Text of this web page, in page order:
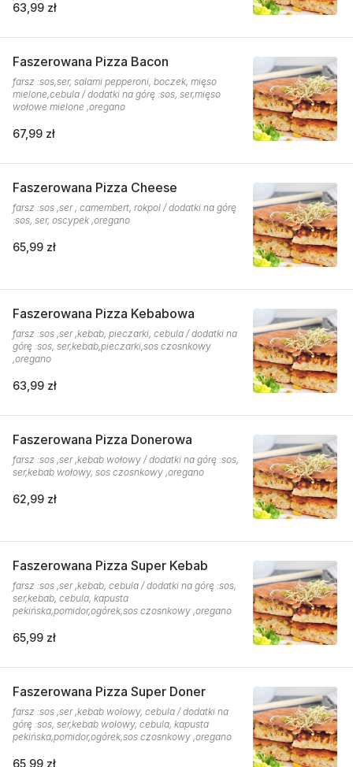
63,99 zł
Faszerowana Pizza Bacon
farsz :sos,ser, salami pepperoni, boczek, mięso
mielone,cebula / dodatki na górę :sos, ser,mięso
wołowe mielone ,oregano
67,99 zł
Faszerowana Pizza Cheese
farsz :sos ,ser , camembert, rokpol / dodatki na górę
:sos, ser, oscypek ,oregano
65,99 zł
Faszerowana Pizza Kebabowa
farsz :sos ,ser ,kebab, pieczarki, cebula / dodatki na
górę :sos, ser,kebab,pieczarki,sos czosnkowy
,oregano
63,99 zł
Faszerowana Pizza Donerowa
farsz :sos ,ser ,kebab wołowy / dodatki na górę :sos,
ser,kebab wołowy, sos czosnkowy ,oregano
62,99 zł
Faszerowana Pizza Super Kebab
farsz :sos ,ser ,kebab, cebula / dodatki na górę :sos,
ser,kebab, cebula, kapusta
pekińska,pomidor,ogórek,sos czosnkowy ,oregano
65,99 zł
Faszerowana Pizza Super Doner
farsz :sos ,ser ,kebab wolowy, cebula / dodatki na
górę :sos, ser,kebab wolowy, cebula, kapusta
pekińska,pomidor,ogórek,sos czosnkowy ,oregano
65,99 zł